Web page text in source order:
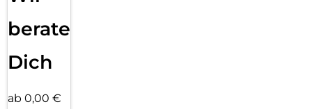
beraten
Dich
ab 0,00 €